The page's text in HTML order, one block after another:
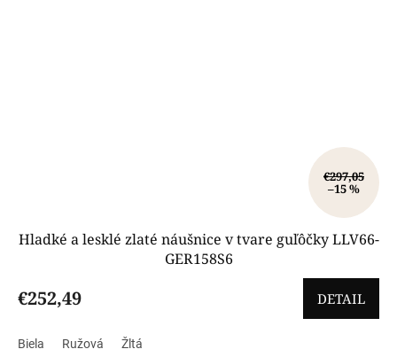
€297,05
–15 %
Hladké a lesklé zlaté náušnice v tvare guľôčky LLV66-
GER158S6
€252,49 DETAIL
Biela Ružová Žltá